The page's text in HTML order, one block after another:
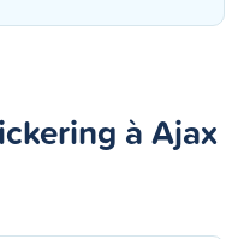
à Ajax